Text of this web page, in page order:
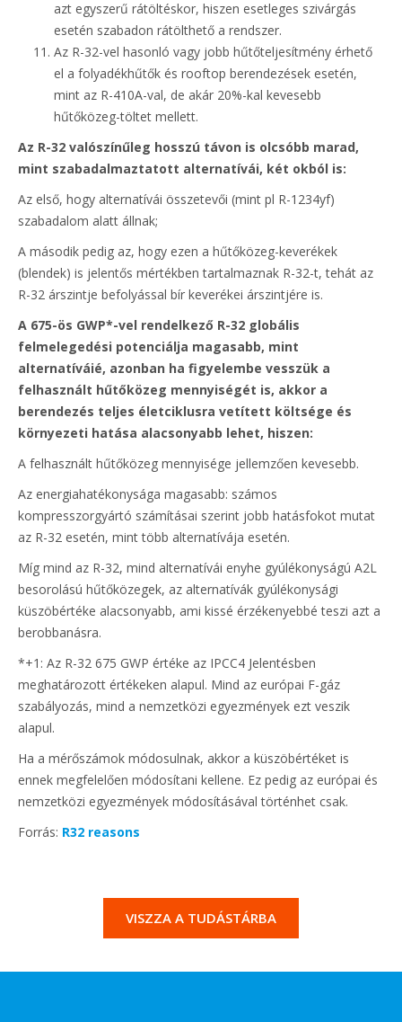
azt egyszerű rátöltéskor, hiszen esetleges szivárgás
esetén szabadon rátölthető a rendszer.
Az R-32-vel hasonló vagy jobb hűtőteljesítmény érhető
el a folyadékhűtők és rooftop berendezések esetén,
mint az R-410A-val, de akár 20%-kal kevesebb
hűtőközeg-töltet mellett.
Az R-32 valószínűleg hosszú távon is olcsóbb marad,
mint szabadalmaztatott alternatívái, két okból is:
Az első, hogy alternatívái összetevői (mint pl R-1234yf)
szabadalom alatt állnak;
A második pedig az, hogy ezen a hűtőközeg-keverékek
(blendek) is jelentős mértékben tartalmaznak R-32-t, tehát az
R-32 árszintje befolyással bír keverékei árszintjére is.
A 675-ös GWP*-vel rendelkező R-32 globális
felmelegedési potenciálja magasabb, mint
alternatíváié, azonban ha figyelembe vesszük a
felhasznált hűtőközeg mennyiségét is, akkor a
berendezés teljes életciklusra vetített költsége és
környezeti hatása alacsonyabb lehet, hiszen:
A felhasznált hűtőközeg mennyisége jellemzően kevesebb.
Az energiahatékonysága magasabb: számos
kompresszorgyártó számításai szerint jobb hatásfokot mutat
az R-32 esetén, mint több alternatívája esetén.
Míg mind az R-32, mind alternatívái enyhe gyúlékonyságú A2L
besorolású hűtőközegek, az alternatívák gyúlékonysági
küszöbértéke alacsonyabb, ami kissé érzékenyebbé teszi azt a
berobbanásra.
*+1: Az R-32 675 GWP értéke az IPCC4 Jelentésben
meghatározott értékeken alapul. Mind az európai F-gáz
szabályozás, mind a nemzetközi egyezmények ezt veszik
alapul.
Ha a mérőszámok módosulnak, akkor a küszöbértéket is
ennek megfelelően módosítani kellene. Ez pedig az európai és
nemzetközi egyezmények módosításával történhet csak.
Forrás: R32 reasons
VISZZA A TUDÁSTÁRBA